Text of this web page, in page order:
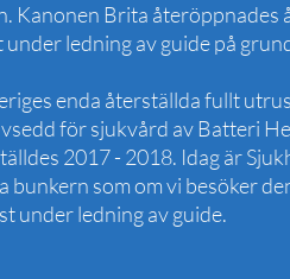
Kanonen Brita
ledning av guide på
enda återställda fullt
för sjukvård av Batteri
2017 - 2018. Idag är
bunkern som om vi besöker
under ledning av guide.